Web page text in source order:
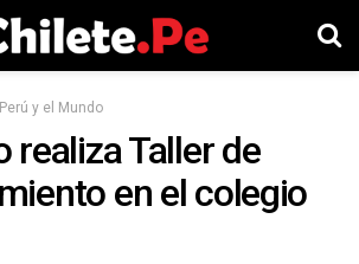
y el Mundo
realiza Taller de
en el colegio